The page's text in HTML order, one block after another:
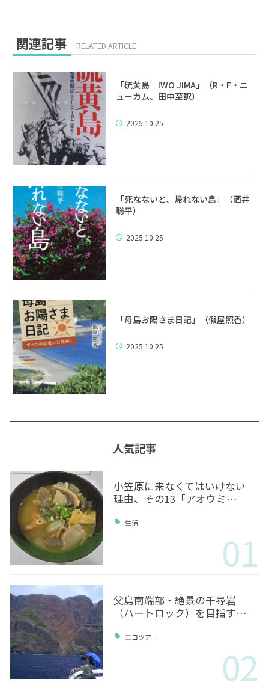
関連記事 RELATED ARTICLE
「硫黄島 IWO JIMA」（R・F・ニ
ューカム、田中至訳）
2025.10.25
「死なないと、帰れない島」（酒井
聡平）
2025.10.25
「母島お陽さま日記」（假屋照香）
2025.10.25
人気記事
小笠原に来なくてはいけない
理由、その13「アオウミ…
生活
01
父島南端部・絶景の千尋岩
（ハートロック）を目指す…
エコツアー
02